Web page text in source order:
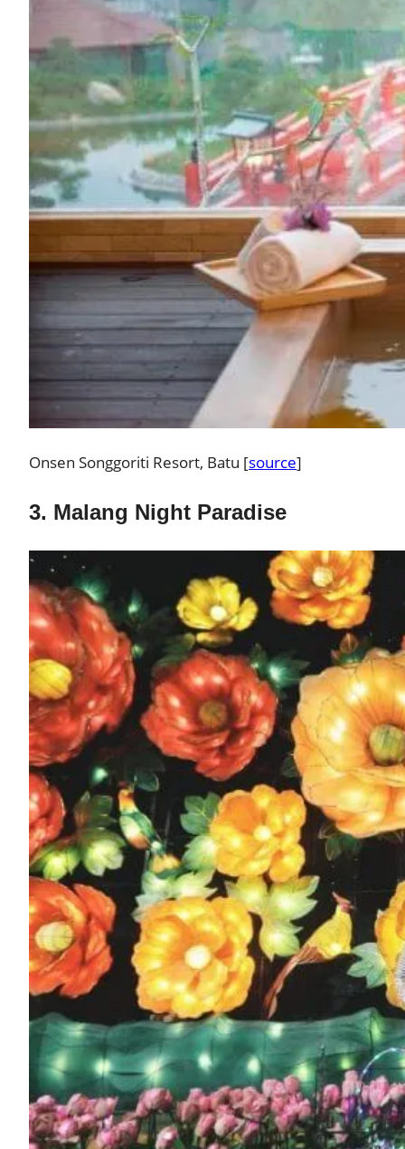
Onsen Songgoriti Resort, Batu [source]
3. Malang Night Paradise